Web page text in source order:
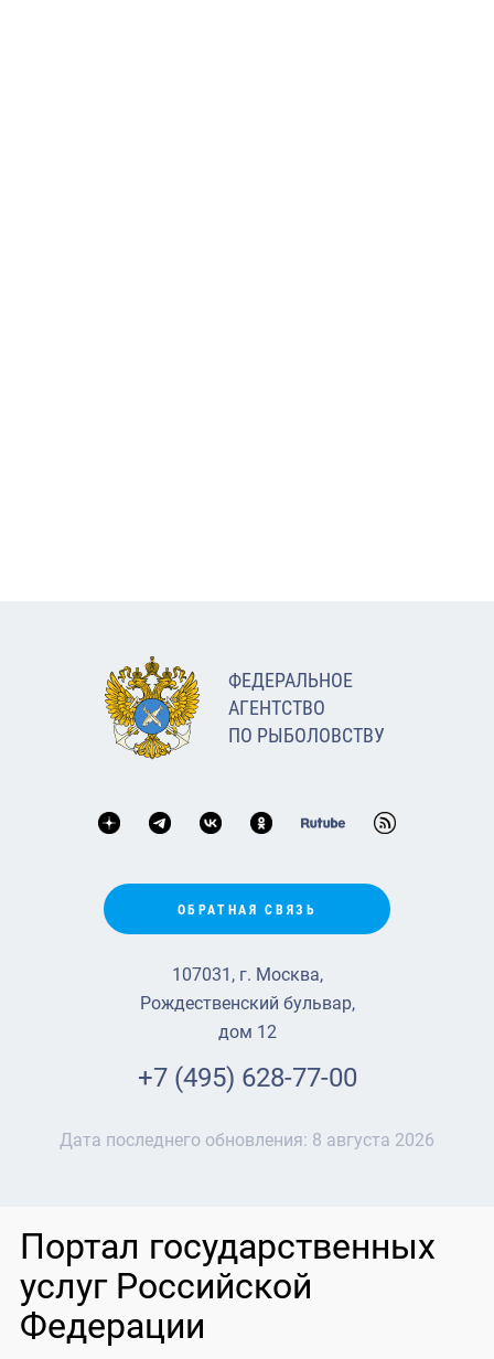
ФЕДЕРАЛЬНОЕ
АГЕНТСТВО
ПО РЫБОЛОВСТВУ
ОБРАТНАЯ СВЯЗЬ
107031, г. Москва,
Рождественский бульвар,
дом 12
+7 (495) 628-77-00
Дата последнего обновления: 8 августа 2026
Портал государственных
услуг Российской
Федерации